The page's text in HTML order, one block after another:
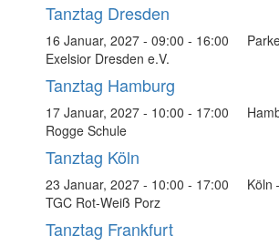
Tanztag Dresden
16 Januar, 2027 - 09:00 - 16:00
Exelsior Dresden e.V.
Tanztag Hamburg
17 Januar, 2027 - 10:00 - 17:00
Rogge Schule
Tanztag Köln
23 Januar, 2027 - 10:00 - 17:00
Köln
TGC Rot-Weiß Porz
Tanztag Frankfurt